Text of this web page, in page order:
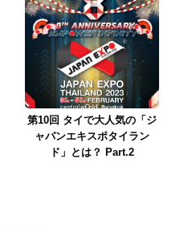
第10回 タイで大人気の「ジ
ャパンエキスポタイラン
ド」とは？ Part.2